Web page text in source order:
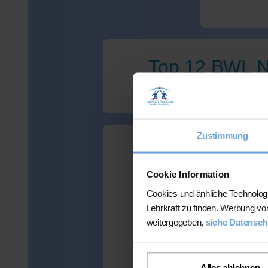
Zustimmung
Cookie Information
Cookies und änhliche
Lehrkraft zu finden. Werbung
weitergegeben, siehe
Top 12 BWL
Viele